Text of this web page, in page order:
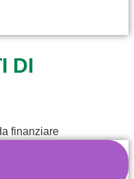
DI
finanziare